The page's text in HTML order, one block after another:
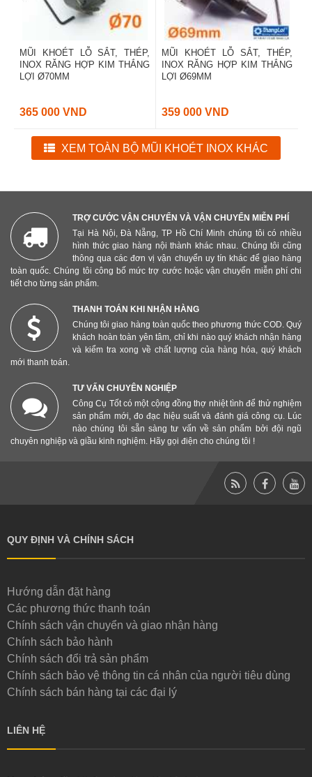
MŨI KHOÉT LỖ SẮT, THÉP,
INOX RĂNG HỢP KIM THẮNG
LỢI Ø70MM
365 000 VND
MŨI KHOÉT LỖ SẮT, THÉP,
INOX RĂNG HỢP KIM THẮNG
LỢI Ø69MM
359 000 VND
XEM TOÀN BỘ MŨI KHOÉT INOX KHÁC
TRỢ CƯỚC VẬN CHUYỂN VÀ VẬN CHUYỂN MIỄN PHÍ
Tại Hà Nội, Đà Nẵng, TP Hồ Chí Minh chúng tôi có nhiều
hình thức giao hàng nội thành khác nhau. Chúng tôi cũng
thông qua các đơn vị vận chuyển uy tín khác để giao hàng
toàn quốc. Chúng tôi công bố mức trợ cước hoặc vận chuyển miễn phí chi
tiết cho từng sản phẩm.
THANH TOÁN KHI NHẬN HÀNG
Chúng tôi giao hàng toàn quốc theo phương thức COD. Quý
khách hoàn toàn yên tâm, chỉ khi nào quý khách nhận hàng
và kiểm tra xong về chất lượng của hàng hóa, quý khách
mới thanh toán.
TƯ VẤN CHUYÊN NGHIỆP
Công Cụ Tốt có một cộng đồng thợ nhiệt tình để thử nghiệm
sản phẩm mới, đo đạc hiệu suất và đánh giá công cụ. Lúc
nào chúng tôi sẵn sàng tư vấn về sản phẩm bởi đội ngũ
chuyên nghiệp và giầu kinh nghiệm. Hãy gọi điện cho chúng tôi !
QUY ĐỊNH VÀ CHÍNH SÁCH
Hướng dẫn đặt hàng
Các phương thức thanh toán
Chính sách vận chuyển và giao nhận hàng
Chính sách bảo hành
Chính sách đổi trả sản phẩm
Chính sách bảo vệ thông tin cá nhân của người tiêu dùng
Chính sách bán hàng tại các đại lý
LIÊN HỆ